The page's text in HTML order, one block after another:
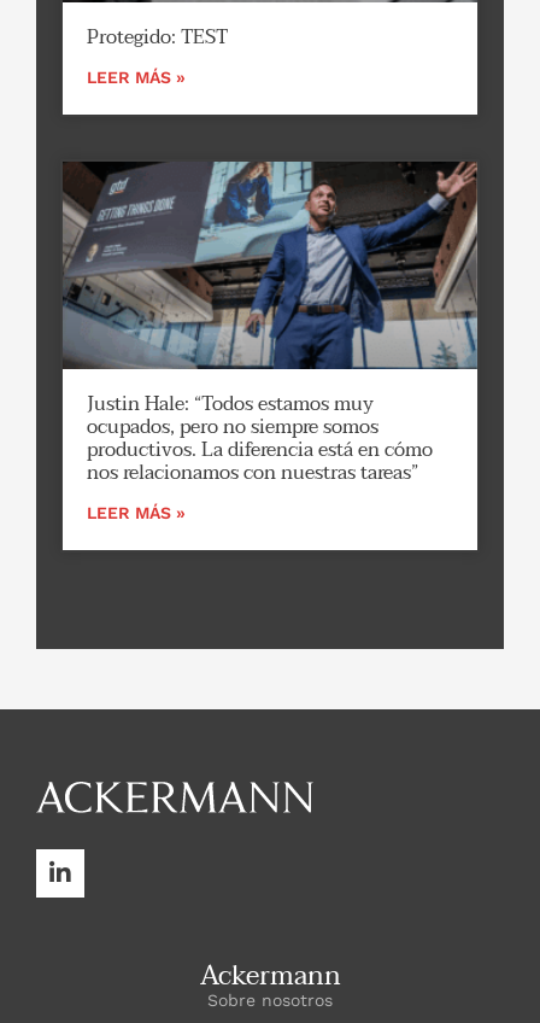
Protegido: TEST
LEER MÁS »
Justin Hale: “Todos estamos muy
ocupados, pero no siempre somos
productivos. La diferencia está en cómo
nos relacionamos con nuestras tareas”
LEER MÁS »
Ackermann
Sobre nosotros